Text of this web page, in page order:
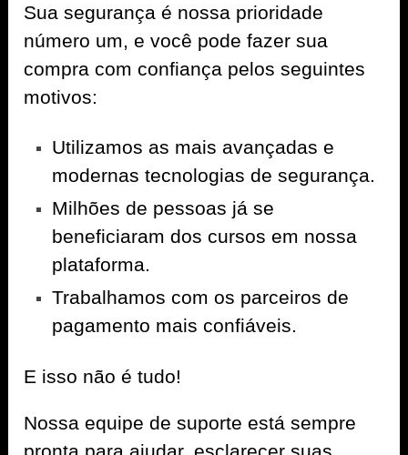
Sua segurança é nossa prioridade
número um, e você pode fazer sua
compra com confiança pelos seguintes
motivos:
Utilizamos as mais avançadas e
modernas tecnologias de segurança.
Milhões de pessoas já se
beneficiaram dos cursos em nossa
plataforma.
Trabalhamos com os parceiros de
pagamento mais confiáveis.
E isso não é tudo!
Nossa equipe de suporte está sempre